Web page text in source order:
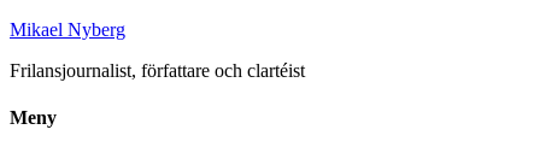
Mikael Nyberg
Frilansjournalist, författare och clartéist
Meny